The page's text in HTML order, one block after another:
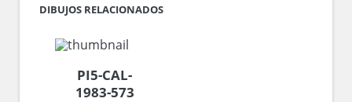
DIBUJOS RELACIONADOS
PI5-CAL-
1983-573